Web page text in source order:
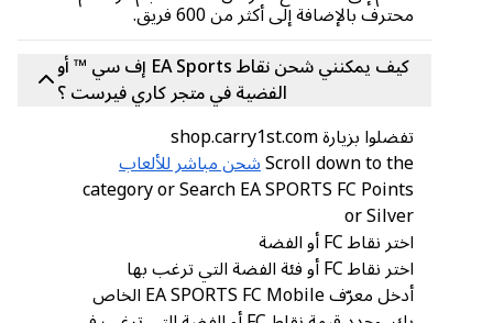
محترف بالإضافة إلى أكثر من 600 فريق.
كيف يمكنني شحن نقاط EA Sports إف سي ™ أو
الفضية في متجر كاري فيرست ؟
تفضلوا بزيارة shop.carry1st.com
Scroll down to theشحن مباشر للألعاب
category or Search EA SPORTS FC Points
or Silver
اختر نقاط FC أو الفضة
اختر نقاط FC أو فئة الفضة التي ترغب بها
أدخل معرّف EA SPORTS FC Mobile الخاص